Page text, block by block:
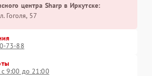
центра Sharp в Иркутске:
​Гоголя, 57
73-88
9:00 до 21:00